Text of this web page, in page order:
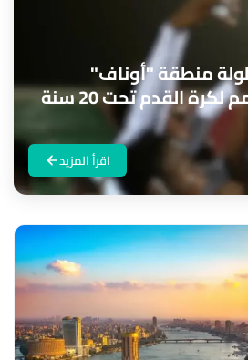
منطقة "أوناف"
المؤهلة لكأس أمم لكرة القدم تحت 20 سنة
اقرأ المزيد